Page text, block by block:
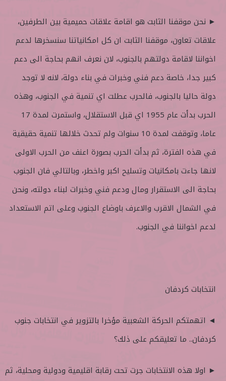
► نحن موقفنا الثابت هو اقامة علاقات حميمية بين الطرفين،
علاقات تعاون، موقفنا الثابت ان كل امكانياتنا سنسخرها لدعم
اخواننا لاقامة دولتهم بالجنوب، لان نعرف انهم بحاجة الى دعم
كبير جدا، خاصة دعم فني وخبرات في بناء دولة، لانه لا توجد
دولة حاليا بالجنوب، فالحرب عطلت اي تنمية في الجنوب، وهذه
الحرب بدأت عام 1955 اي قبل الاستقلال، واستمرت لمدة 17
عاما، وتوقفت لمدة 10 سنوات ولم تحدث خلالها تنمية حقيقية
في هذه الفترة، ثم بدأت الحرب بصورة اعنف من الحرب الاولى
لانها جاءت بامكانيات وتسليح اكبر واخطر، وبالتالي فان الجنوب
بحاجة الى الاستقرار ومال ودعم فني وخبرات لبناء دولته، ونحن
في الشمال الاقرب والاعرف باوضاع الجنوب وعلى اتم الاستعداد
لدعم اخواننا في الجنوب.
انتخابات كردفان
◄ اتهمتكم الحركة الشعبية مؤخرا بالتزوير في انتخابات جنوب
كردفان.. ما تعليقكم على ذلك؟
► اولا هذه الانتخابات جرت تحت رقابة اقليمية ودولية ومحلية، ثم